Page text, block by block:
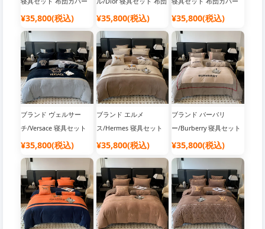
¥35,800(税込)
カバー
¥35,800(税込) ¥35,800(税込)
ブランド ヴェルサー
チ/Versace 寝具セット
布団カバー
¥35,800(税込)
ブランド エルメ
ス/Hermes 寝具セット
布団カバー
¥35,800(税込)
ブランド バーバリ
ー/Burberry 寝具セット
布団カバー
¥35,800(税込)